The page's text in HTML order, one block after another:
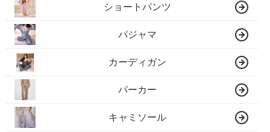
ショートパンツ
パジャマ
カーディガン
パーカー
キャミソール